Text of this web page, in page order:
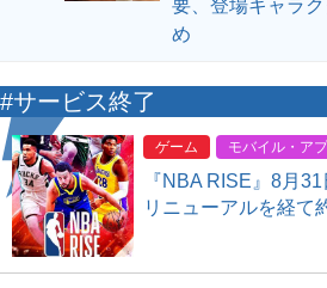
要、登場キャラ
め
#サービス終了
ゲーム モバイル・ア
『NBA RISE』8月
リニューアルを経て